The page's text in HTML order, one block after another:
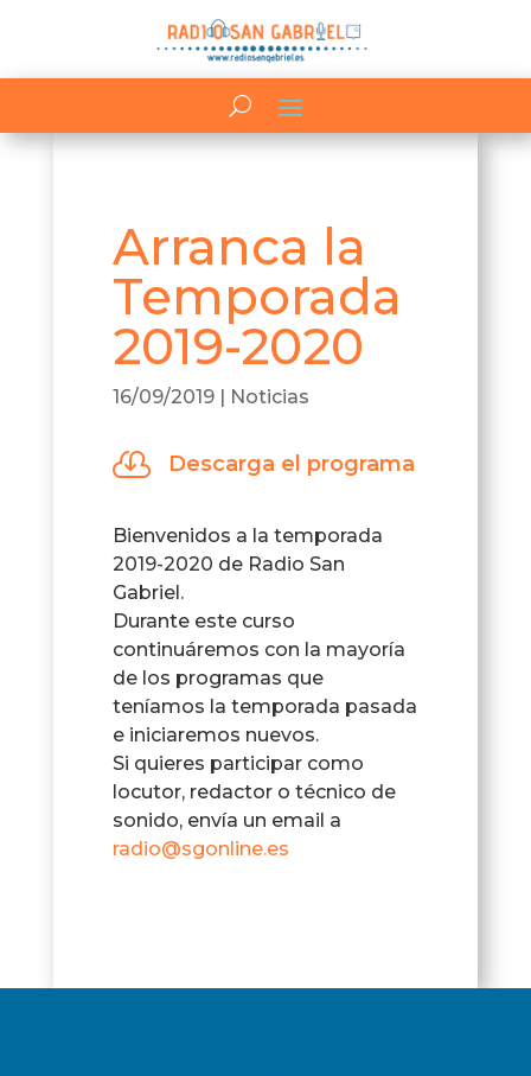
Arranca la
Temporada
2019-2020
16/09/2019| Noticias
 Descarga el programa
Bienvenidos a la temporada
2019-2020 de Radio San
Gabriel.
Durante este curso
continuáremos con la mayoría
de los programas que
teníamos la temporada pasada
e iniciaremos nuevos.
Si quieres participar como
locutor, redactor o técnico de
sonido, envía un email a
radio@sgonline.es